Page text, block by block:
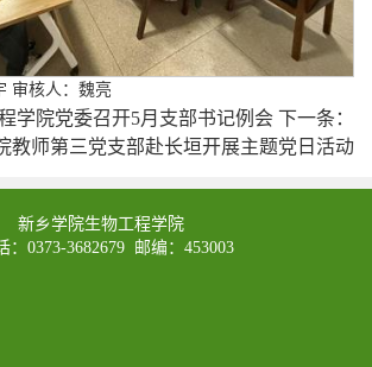
审核人：魏亮
学院党委召开5月支部书记例会 下一条：
教师第三党支部赴长垣开展主题党日活动
新乡学院生物工程学院
：0373-3682679 邮编：453003